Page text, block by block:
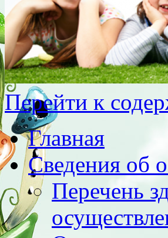
Перейти к
Главная
Сведения об
Перечень